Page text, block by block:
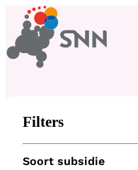
Filters
Soort subsidie